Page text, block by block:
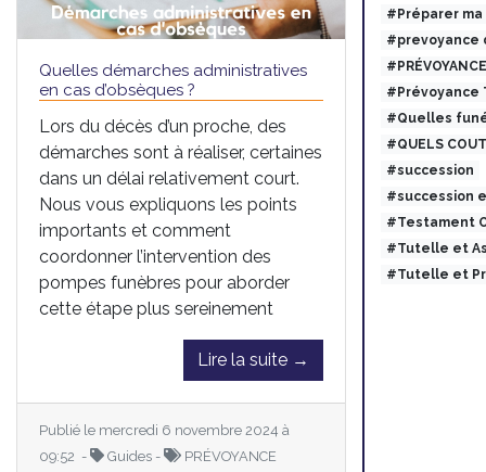
Quelles démarches administratives
en cas d’obsèques ?
Lors du décès d’un proche, des
démarches sont à réaliser, certaines
dans un délai relativement court.
Nous vous expliquons les points
importants et comment
coordonner l’intervention des
pompes funèbres pour aborder
cette étape plus sereinement
Lire la suite →
Publié le mercredi 6 novembre 2024 à
09:52 -
Guides -
PRÉVOYANCE
#Préparer ma
#prevoyance
#Prévoyance
#Quelles
#QUELS
#succession
#succession
#Testament
#Tutelle et
#Tutelle et